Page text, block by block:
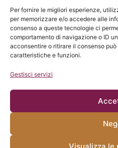
Per fornire le migliori esperienze,
per memorizzare e/o accedere alle
consenso a queste tecnologie ci
comportamento di navigazione o ID
acconsentire o ritirare il consenso
caratteristiche e funzioni.
Gestisci servizi
Visualizza le